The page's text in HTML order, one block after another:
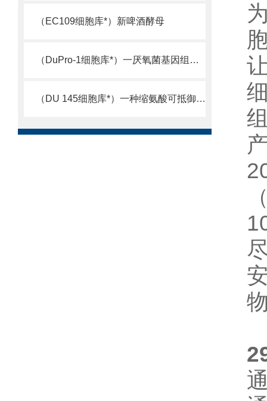
（EC109细胞库*）新啤酒酵母
（DuPro-1细胞库*）一厌氧菌基因组测序完成
（DU 145细胞库*）一种缩氨酸可抵御超级细菌